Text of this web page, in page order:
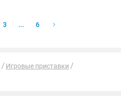
3 ... 6
Игровые приставки